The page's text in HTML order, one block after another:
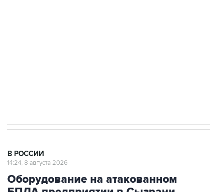
В РОССИИ
14:24, 8 августа 2026
Оборудование на атакованном